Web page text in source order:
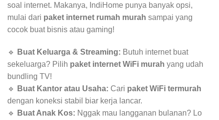
soal internet. Makanya, IndiHome punya banyak opsi,
mulai dari paket internet rumah murah sampai yang
cocok buat bisnis atau gaming!
🔹 Buat Keluarga & Streaming: Butuh internet buat
sekeluarga? Pilih paket internet WiFi murah yang udah
bundling TV!
🔹
Buat Kantor atau Usaha: Cari paket WiFi termurah
dengan koneksi stabil biar kerja lancar.
🔹
Buat Anak Kos: Nggak mau langganan bulanan? Lo